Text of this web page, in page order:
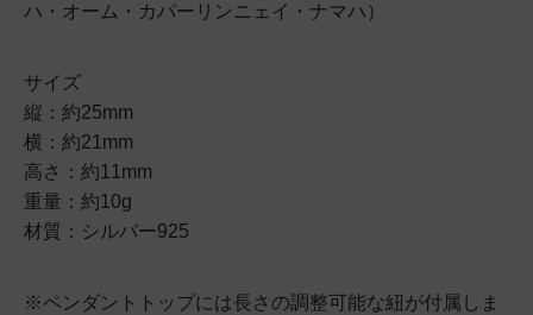
ハ・オーム・カパーリンニェイ・ナマハ）
サイズ
縦：約25mm
横：約21mm
高さ：約11mm
重量：約10g
材質：シルバー925
※ペンダントトップには長さの調整可能な紐が付属しま